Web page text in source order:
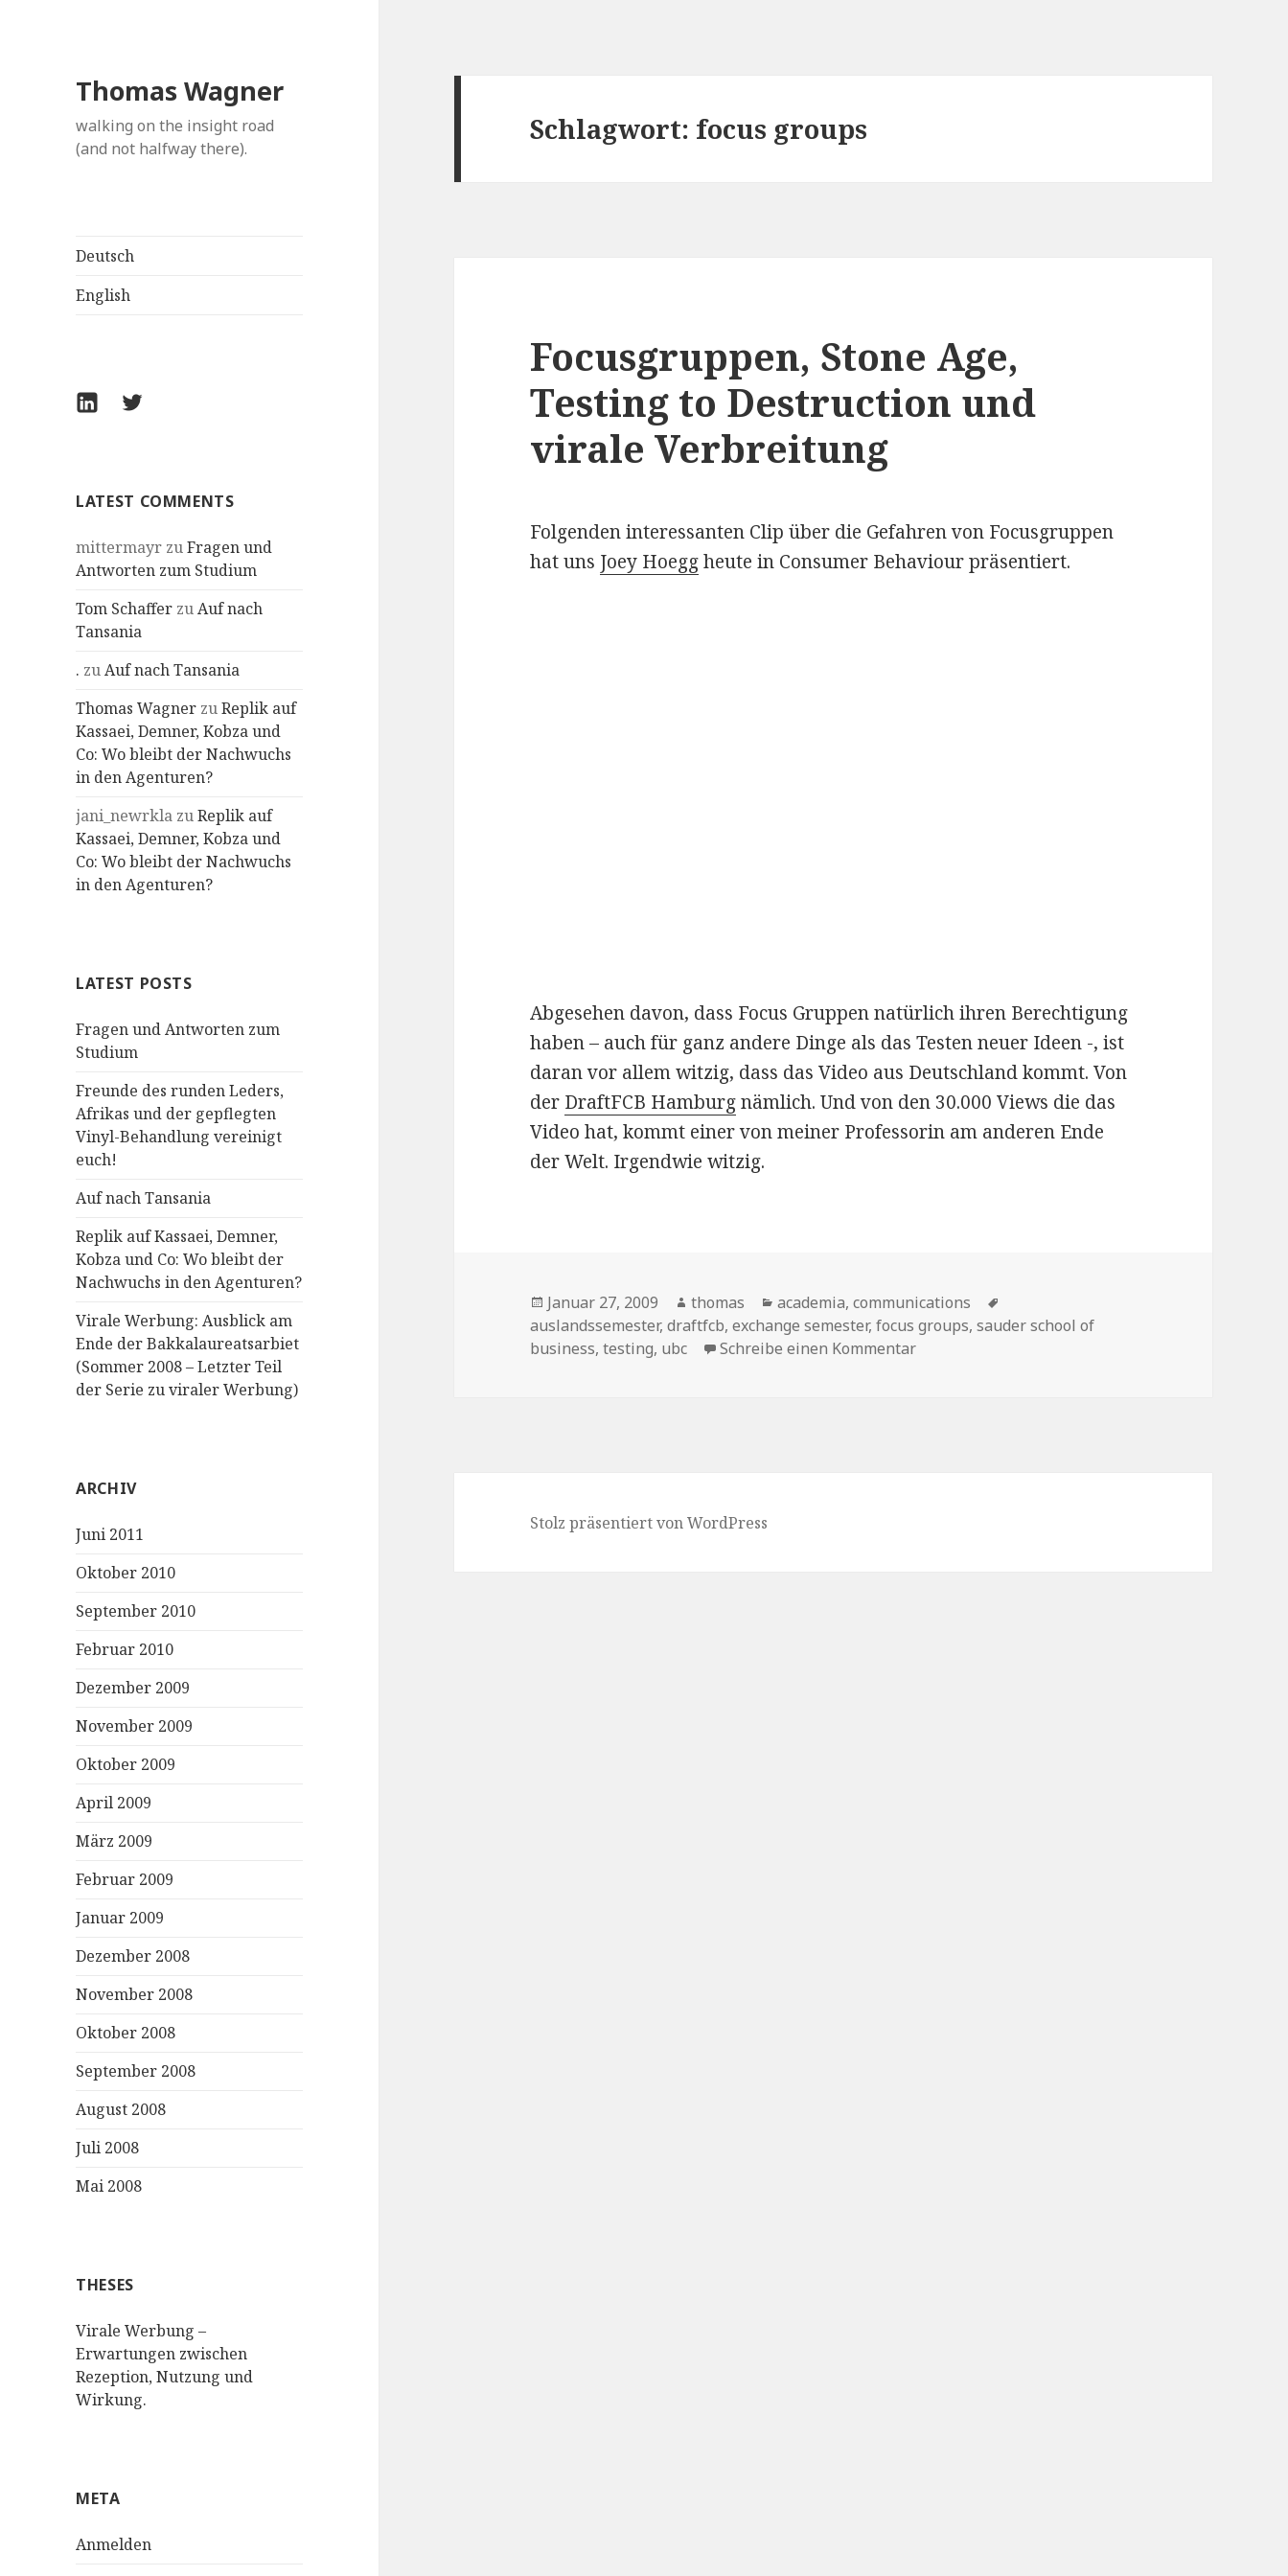
Thomas Wagner
walking on the insight road
(and not halfway there).
Deutsch
English
LinkedInTwitter
LATEST COMMENTS
mittermayr zuFragen und
Antworten zum Studium
Tom Schaffer zuAuf nach
Tansania
. zuAuf nach Tansania
Thomas Wagner zuReplik auf
Kassaei, Demner, Kobza und
Co: Wo bleibt der Nachwuchs
in den Agenturen?
jani_newrkla zuReplik auf
Kassaei, Demner, Kobza und
Co: Wo bleibt der Nachwuchs
in den Agenturen?
LATEST POSTS
Fragen und Antworten zum
Studium
Freunde des runden Leders,
Afrikas und der gepflegten
Vinyl-Behandlung vereinigt
euch!
Auf nach Tansania
Replik auf Kassaei, Demner,
Kobza und Co: Wo bleibt der
Nachwuchs in den Agenturen?
Virale Werbung: Ausblick am
Ende der Bakkalaureatsarbiet
(Sommer 2008 – Letzter Teil
der Serie zu viraler Werbung)
ARCHIV
Juni 2011
Oktober 2010
September 2010
Februar 2010
Dezember 2009
November 2009
Oktober 2009
April 2009
März 2009
Februar 2009
Januar 2009
Dezember 2008
November 2008
Oktober 2008
September 2008
August 2008
Juli 2008
Mai 2008
THESES
Virale Werbung –
Erwartungen zwischen
Rezeption, Nutzung und
Wirkung.
META
Anmelden
Schlagwort: focus groups
Focusgruppen, Stone Age,
Testing to Destruction und
virale Verbreitung
Folgenden interessanten Clip über die Gefahren von Focusgruppen
hat uns Joey Hoeggheute in Consumer Behaviour präsentiert.
Abgesehen davon, dass Focus Gruppen natürlich ihren Berechtigung
haben – auch für ganz andere Dinge als das Testen neuer Ideen -, ist
daran vor allem witzig, dass das Video aus Deutschland kommt. Von
der DraftFCB Hamburgnämlich. Und von den 30.000 Views die das
Video hat, kommt einer von meiner Professorin am anderen Ende
der Welt. Irgendwie witzig.
Veröffentlicht
am
Januar 27, 2009 Autor
thomas Kategorien
academia,communications
auslandssemester,draftfcb,exchange semester,focus groups,sauder school of
business,testing, ubc Schreibe einen Kommentar
Stolz präsentiert von WordPress